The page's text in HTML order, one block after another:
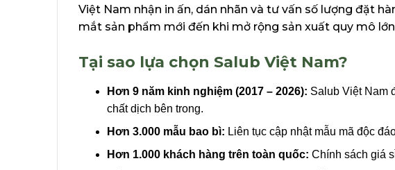
Việt Nam nhận in ấn, dán nhãn và tư vấn số lượng đặt
mắt sản phẩm mới đến khi mở rộng sản xuất quy mô
Tại sao lựa chọn Salub Việt Nam?
Hơn 9 năm kinh nghiệm (2017 – 2026): Salub Việt Nam
chất dịch bên trong.
Hơn 3.000 mẫu bao bì: Liên tục cập nhật mẫu mã độc
Hơn 1.000 khách hàng trên toàn quốc: Chính sách giá